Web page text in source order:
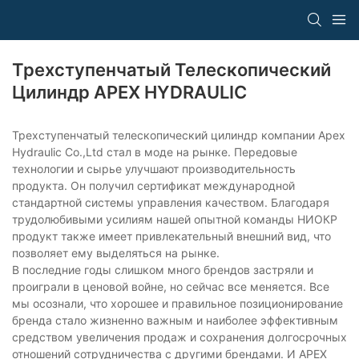
Трехступенчатый Телескопический
Цилиндр APEX HYDRAULIC
Трехступенчатый телескопический цилиндр компании Apex
Hydraulic Co.,Ltd стал в моде на рынке. Передовые
технологии и сырье улучшают производительность
продукта. Он получил сертификат международной
стандартной системы управления качеством. Благодаря
трудолюбивыми усилиям нашей опытной команды НИОКР
продукт также имеет привлекательный внешний вид, что
позволяет ему выделяться на рынке.
В последние годы слишком много брендов застряли и
проиграли в ценовой войне, но сейчас все меняется. Все
мы осознали, что хорошее и правильное позиционирование
бренда стало жизненно важным и наиболее эффективным
средством увеличения продаж и сохранения долгосрочных
отношений сотрудничества с другими брендами. И APEX